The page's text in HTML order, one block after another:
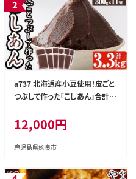
a737 北海道産小豆使用！皮ごと
つぶして作った「こしあん」合計3.
産加工】姶良市 餡子 あんこ
12,000円
鹿児島県姶良市